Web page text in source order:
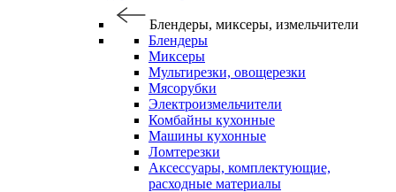
Блендеры, миксеры, измельчители
Блендеры
Миксеры
Мультирезки, овощерезки
Мясорубки
Электроизмельчители
Комбайны кухонные
Машины кухонные
Ломтерезки
Аксессуары, комплектующие,
расходные материалы